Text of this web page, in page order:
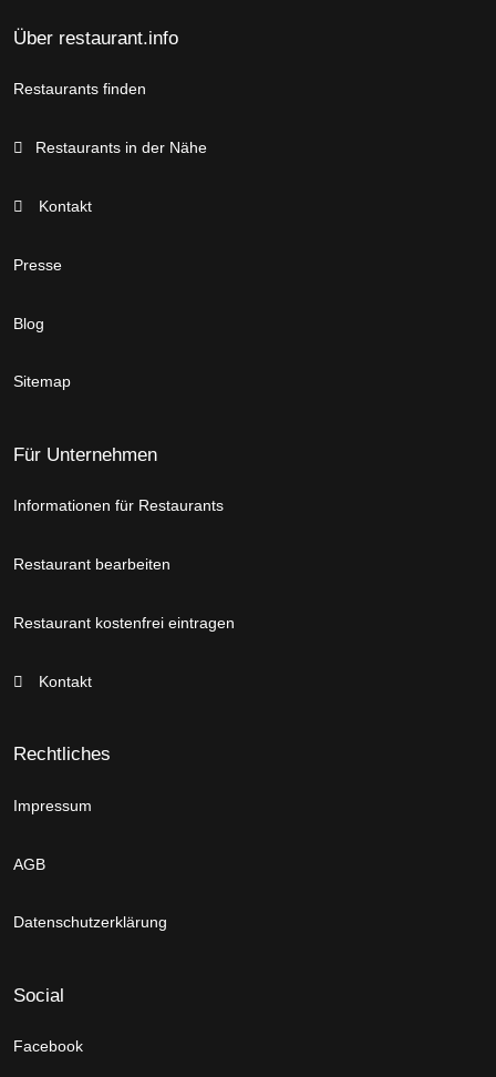
Über restaurant.info
Restaurants finden
Restaurants in der Nähe
Kontakt
Presse
Blog
Sitemap
Für Unternehmen
Informationen für Restaurants
Restaurant bearbeiten
Restaurant kostenfrei eintragen
Kontakt
Rechtliches
Impressum
AGB
Datenschutzerklärung
Social
Facebook